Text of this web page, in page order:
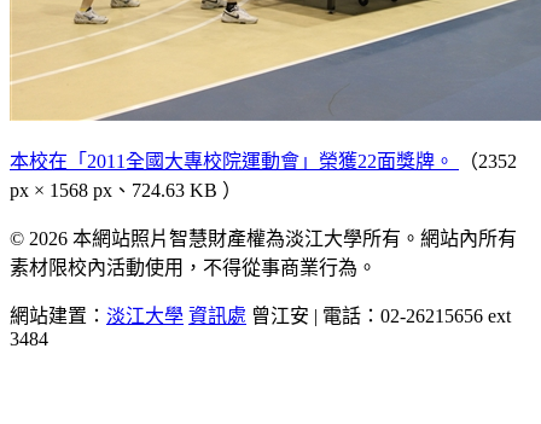
本校在「2011全國大專校院運動會」榮獲22面獎牌。
（2352
px × 1568 px、724.63 KB ）
© 2026 本網站照片智慧財產權為淡江大學所有。網站內所有
素材限校內活動使用，不得從事商業行為。
網站建置： 淡江大學 資訊處 曾江安 | 電話：02-26215656 ext
3484